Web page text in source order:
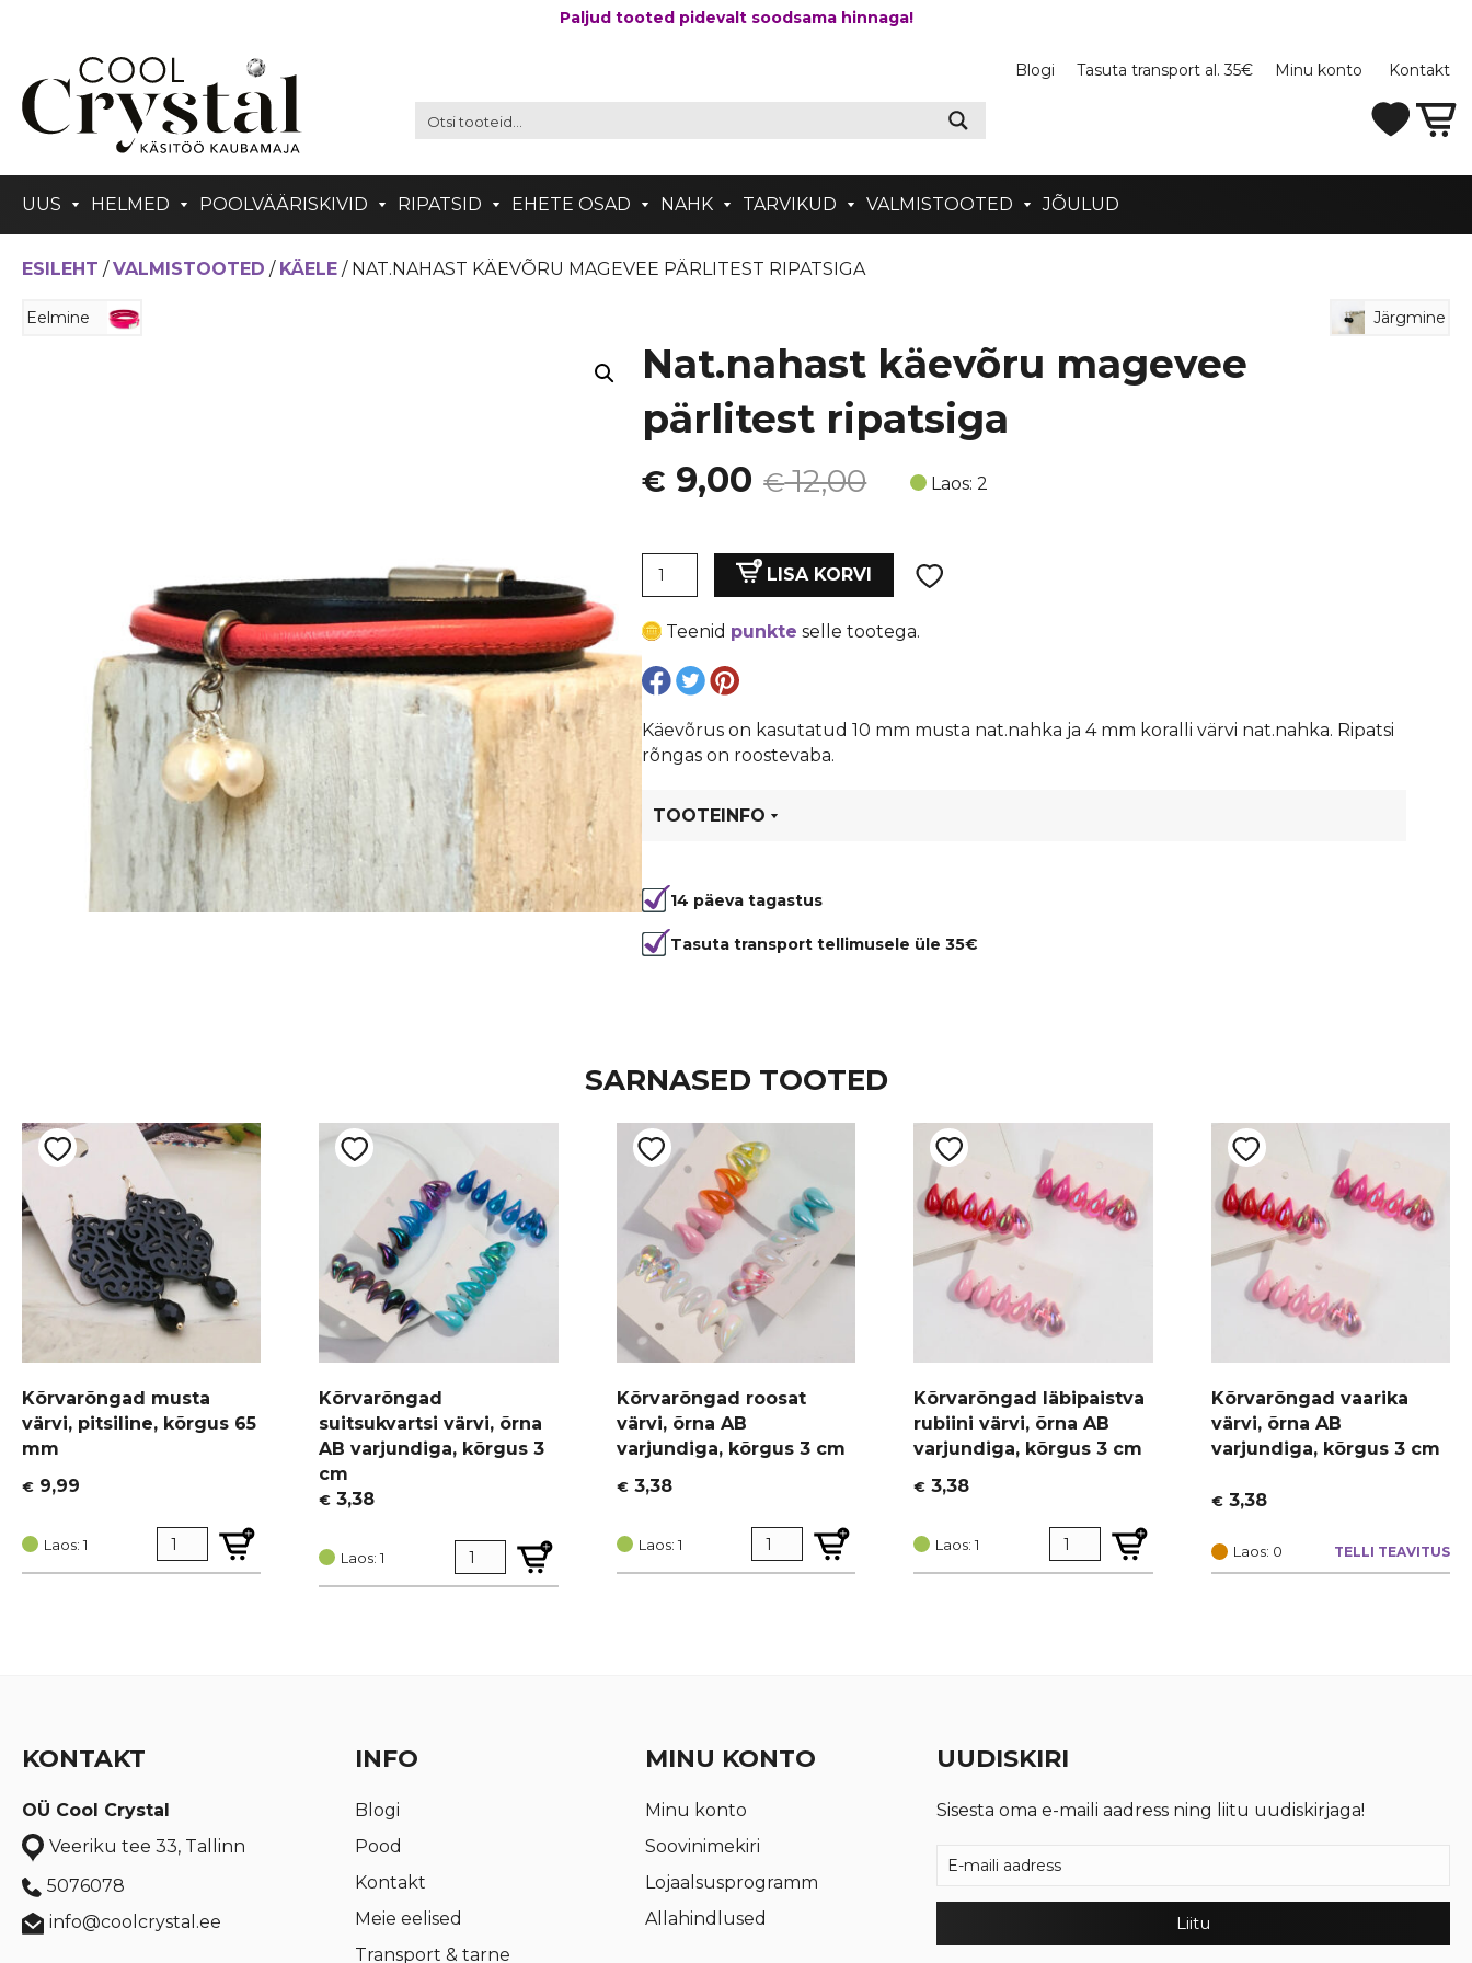
Paljud tooted pidevalt soodsama hinnaga!
Blogi Tasuta transport al. 35€ Minu konto Kontakt
UUS HELMED POOLVÄÄRISKIVID RIPATSID EHETE OSAD NAHK TARVIKUD VALMISTOOTED JÕULUD
ESILEHT /VALMISTOOTED / KÄELE / NAT.NAHAST KÄEVÕRU MAGEVEE PÄRLITEST RIPATSIGA
Eelmine Järgmine
Nat.nahast käevõru magevee
pärlitest ripatsiga
€12,00
Algne
oli:
€ 12,00.
€ 9,00
Current
is:
€ 9,00.
Laos: 2
Nat.nahast
pärlitest
ripatsiga
kogus
LISA KORVI
Teenid punkte selle tootega.
Käevõrus on kasutatud 10 mm musta nat.nahka ja 4 mm koralli värvi nat.nahka. Ripatsi
rõngas on roostevaba.
TOOTEINFO
14 päeva tagastus
Tasuta transport tellimusele üle 35€
SARNASED TOOTED
Kõrvarõngad musta
värvi, pitsiline, kõrgus 65
mm
€ 9,99
Laos: 1
Kõrvarõngad
suitsukvartsi värvi, õrna
AB varjundiga, kõrgus 3
cm
€ 3,38
Laos: 1
Kõrvarõngad roosat
värvi, õrna AB
varjundiga, kõrgus 3 cm
€3,38
Laos: 1
Kõrvarõngad läbipaistva
rubiini värvi, õrna AB
varjundiga, kõrgus 3 cm
€ 3,38
Laos: 1
Kõrvarõngad vaarika
värvi, õrna AB
varjundiga, kõrgus 3 cm
€3,38
Laos: 0 TELLI TEAVITUS
KONTAKT
OÜ Cool Crystal
Veeriku tee 33, Tallinn
5076078
info@coolcrystal.ee
INFO
Blogi
Pood
Kontakt
Meie eelised
Transport & tarne
MINU KONTO
Minu konto
Soovinimekiri
Lojaalsusprogramm
Allahindlused
UUDISKIRI
Sisesta oma e-maili aadress ning liitu uudiskirjaga!